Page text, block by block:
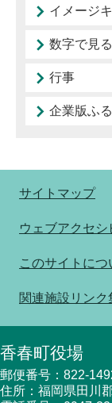
イメージ
数字で見
行事
企業版ふ
サイトマップ
ウェブアクセ
このサイトにつ
関連施設リンク
香春町役場
郵便番号：822-
住所：福岡県田川